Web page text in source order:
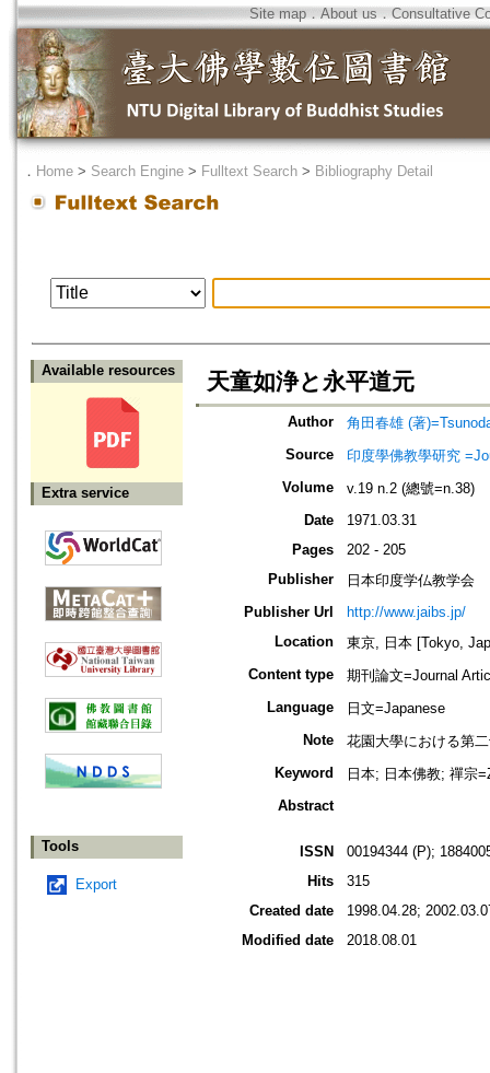
Site map．About us ． Consultative
． Home > Search Engine > Fulltext Search > Bibliography Detail
Available resources
Extra service
Tools
Export
天童如浄と永平道元
Author
角田春雄 (著
Source
印度學佛教學研究
Volume
v.19 n.2 (總號=n.38)
Date
1971.03.31
Pages
202 - 205
Publisher
日本印度学仏教学会
Publisher Url
http://www.jaibs.jp/
Location
東京, 日本 [Tokyo,
Content type
期刊論文=Journal
Language
日文=Japanese
Note
花園大學における第
Keyword
日本; 日本佛教; 禪宗
Abstract
ISSN
00194344 (P);
Hits
315
Created date
1998.04.28;
Modified date
2018.08.01